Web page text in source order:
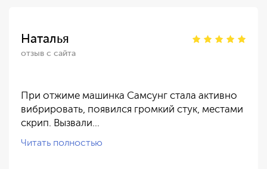
Наталья
отзыв с сайта
При отжиме машинка Самсунг стала активно
вибрировать, появился громкий стук, местами
скрип. Вызвали…
Читать полностью